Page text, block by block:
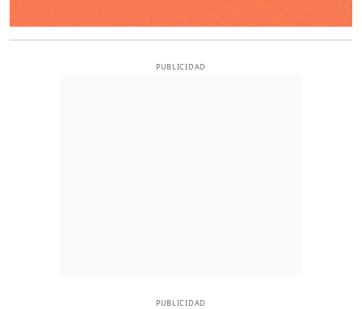
PUBLICIDAD
PUBLICIDAD